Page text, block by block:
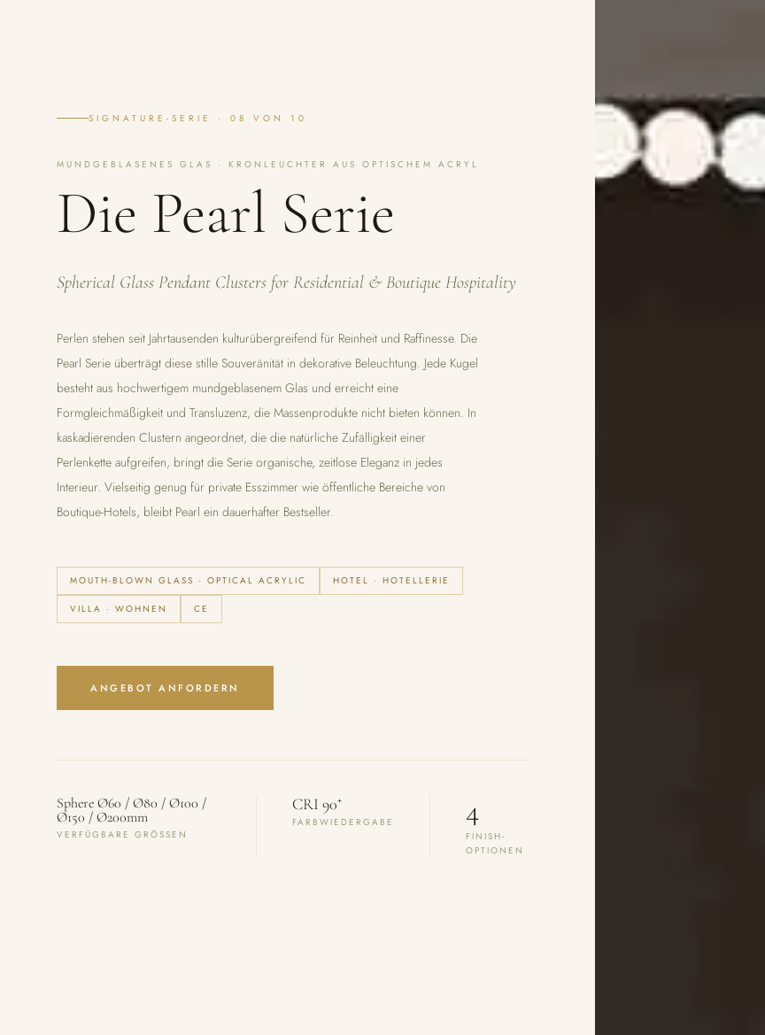
SIGNATURE-SERIE · 08 VON 10
MUNDGEBLASENES GLAS · KRONLEUCHTER AUS OPTISCHEM ACRYL
Die Pearl Serie
Spherical Glass Pendant Clusters for Residential & Boutique Hospitality
Perlen stehen seit Jahrtausenden kulturübergreifend für Reinheit und Raffinesse. Die
Pearl Serie überträgt diese stille Souveränität in dekorative Beleuchtung. Jede Kugel
besteht aus hochwertigem mundgeblasenem Glas und erreicht eine
Formgleichmäßigkeit und Transluzenz, die Massenprodukte nicht bieten können. In
kaskadierenden Clustern angeordnet, die die natürliche Zufälligkeit einer
Perlenkette aufgreifen, bringt die Serie organische, zeitlose Eleganz in jedes
Interieur. Vielseitig genug für private Esszimmer wie öffentliche Bereiche von
Boutique-Hotels, bleibt Pearl ein dauerhafter Bestseller.
MOUTH-BLOWN GLASS · OPTICAL ACRYLIC HOTEL · HOTELLERIE
VILLA · WOHNEN CE
ANGEBOT ANFORDERN
Sphere Ø60 / Ø80 / Ø100 /
Ø150 / Ø200mm
VERFÜGBARE GRÖSSEN
CRI 90+
FARBWIEDERGABE 4
FINISH-
OPTIONEN